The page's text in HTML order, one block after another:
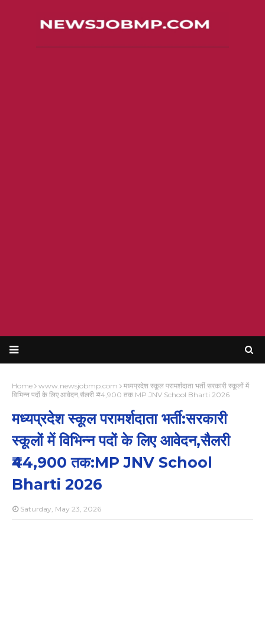
Home www.newsjobmp.com
मध्यप्रदेश स्कूल परामर्शदाता भर्ती:सरकारी स्कूलों में
विभिन्न पदों के लिए आवेदन,सैलरी ₹44,900 तक:MP JNV School Bharti 2026
मध्यप्रदेश स्कूल परामर्शदाता भर्ती:सरकारी
स्कूलों में विभिन्न पदों के लिए आवेदन,सैलरी
₹44,900 तक:MP JNV School
Bharti 2026
Saturday, May 23, 2026